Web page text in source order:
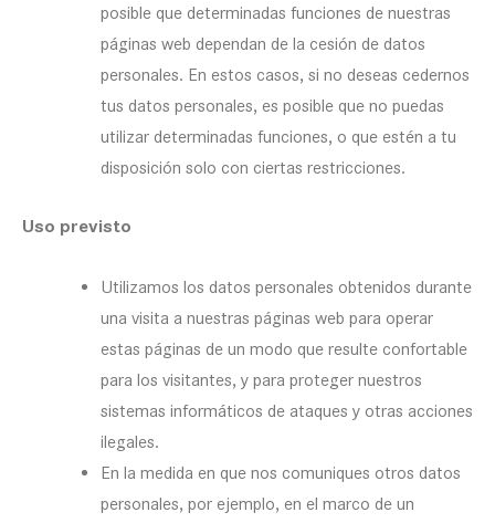
posible que determinadas funciones de nuestras
páginas web dependan de la cesión de datos
personales. En estos casos, si no deseas cedernos
tus datos personales, es posible que no puedas
utilizar determinadas funciones, o que estén a tu
disposición solo con ciertas restricciones.
Uso previsto
Utilizamos los datos personales obtenidos durante
una visita a nuestras páginas web para operar
estas páginas de un modo que resulte confortable
para los visitantes, y para proteger nuestros
sistemas informáticos de ataques y otras acciones
ilegales.
En la medida en que nos comuniques otros datos
personales, por ejemplo, en el marco de un